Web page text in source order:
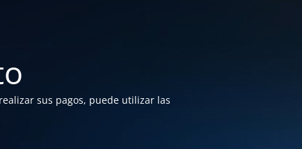
sus pagos, puede utilizar las